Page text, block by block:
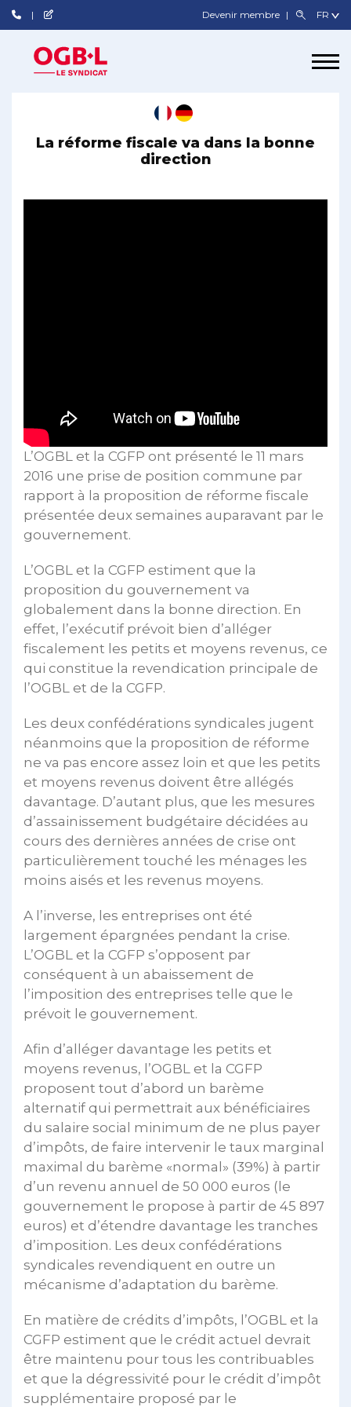
Devenir membre
La réforme fiscale va dans la bonne
direction
L’OGBL et la CGFP ont présenté le 11 mars
2016 une prise de position commune par
rapport à la proposition de réforme fiscale
présentée deux semaines auparavant par le
gouvernement.
L’OGBL et la CGFP estiment que la
proposition du gouvernement va
globalement dans la bonne direction. En
effet, l’exécutif prévoit bien d’alléger
fiscalement les petits et moyens revenus, ce
qui constitue la revendication principale de
l’OGBL et de la CGFP.
Les deux confédérations syndicales jugent
néanmoins que la proposition de réforme
ne va pas encore assez loin et que les petits
et moyens revenus doivent être allégés
davantage. D’autant plus, que les mesures
d’assainissement budgétaire décidées au
cours des dernières années de crise ont
particulièrement touché les ménages les
moins aisés et les revenus moyens.
A l’inverse, les entreprises ont été
largement épargnées pendant la crise.
L’OGBL et la CGFP s’opposent par
conséquent à un abaissement de
l’imposition des entreprises telle que le
prévoit le gouvernement.
Afin d’alléger davantage les petits et
moyens revenus, l’OGBL et la CGFP
proposent tout d’abord un barème
alternatif qui permettrait aux bénéficiaires
du salaire social minimum de ne plus payer
d’impôts, de faire intervenir le taux marginal
maximal du barème «normal» (39%) à partir
d’un revenu annuel de 50 000 euros (le
gouvernement le propose à partir de 45 897
euros) et d’étendre davantage les tranches
d’imposition. Les deux confédérations
syndicales revendiquent en outre un
mécanisme d’adaptation du barème.
En matière de crédits d’impôts, l’OGBL et la
CGFP estiment que le crédit actuel devrait
être maintenu pour tous les contribuables
et que la dégressivité pour le crédit d’impôt
supplémentaire proposé par le